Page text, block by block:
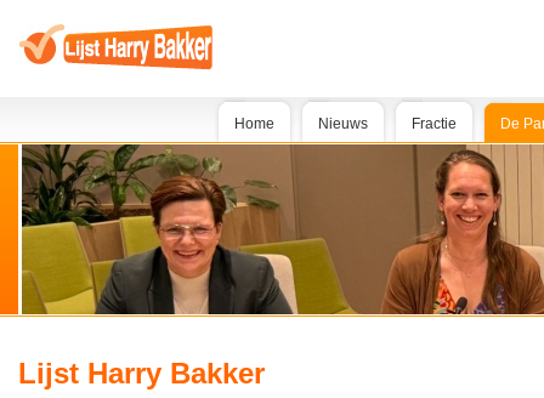
Home Nieuws Fractie De
Lijst Harry Bakker